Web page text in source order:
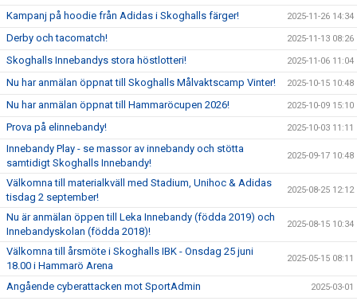
Kampanj på hoodie från Adidas i Skoghalls färger! 2025-11-26 14:34
Derby och tacomatch! 2025-11-13 08:26
Skoghalls Innebandys stora höstlotteri! 2025-11-06 11:04
Nu har anmälan öppnat till Skoghalls Målvaktscamp Vinter! 2025-10-15 10:48
Nu har anmälan öppnat till Hammaröcupen 2026! 2025-10-09 15:10
Prova på elinnebandy! 2025-10-03 11:11
Innebandy Play - se massor av innebandy och stötta
samtidigt Skoghalls Innebandy!
2025-09-17 10:48
Välkomna till materialkväll med Stadium, Unihoc & Adidas
tisdag 2 september!
2025-08-25 12:12
Nu är anmälan öppen till Leka Innebandy (födda 2019) och
Innebandyskolan (födda 2018)!
2025-08-15 10:34
Välkomna till årsmöte i Skoghalls IBK - Onsdag 25 juni
18.00 i Hammarö Arena
2025-05-15 08:11
Angående cyberattacken mot SportAdmin 2025-03-01